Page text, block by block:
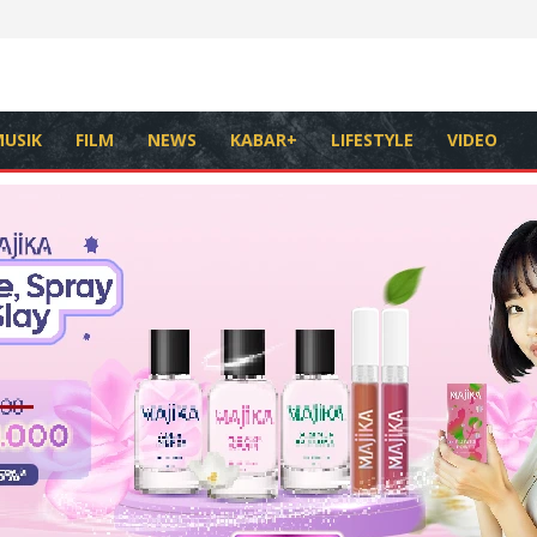
FILM NEWS KABAR+ LIFESTYLE VIDEO